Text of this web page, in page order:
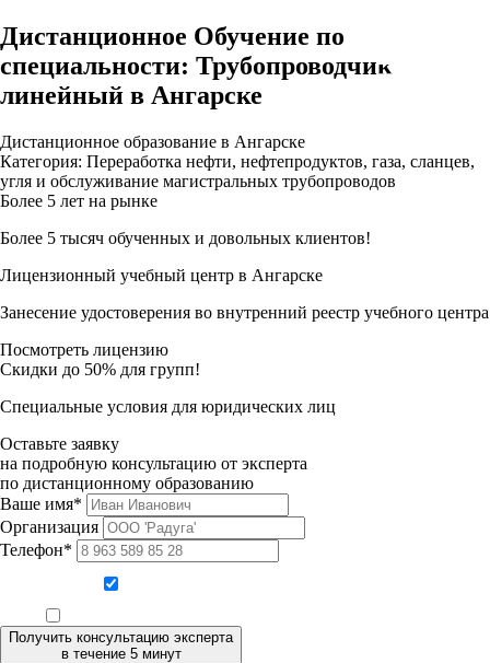
Дистанционное Обучение по
специальности: Трубопроводчик
линейный в Ангарске
Дистанционное образование в Ангарске
Категория: Переработка нефти, нефтепродуктов, газа, сланцев,
угля и обслуживание магистральных трубопроводов
Более 5 лет на рынке
Более 5 тысяч обученных и довольных клиентов!
Лицензионный учебный центр в Ангарске
Занесение удостоверения во внутренний реестр учебного центра
Посмотреть лицензию
Скидки до 50% для групп!
Специальные условия для юридических лиц
Оставьте заявку
на подробную консультацию от эксперта
по дистанционному образованию
Ваше имя*
Организация
Телефон*
Получить консультацию эксперта
в течение 5 минут